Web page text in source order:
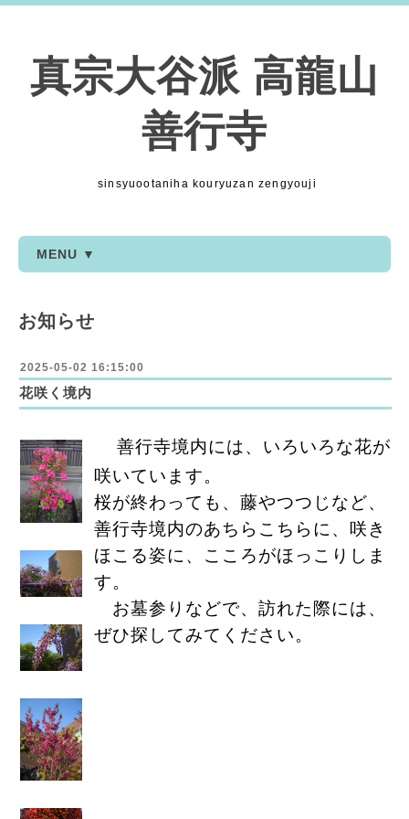
真宗大谷派 高龍山
善行寺
sinsyuootaniha kouryuzan zengyouji
MENU ▼
お知らせ
2025-05-02 16:15:00
花咲く境内
善行寺境内には、いろいろな花が
咲いています。
桜が終わっても、藤やつつじなど、
善行寺境内のあちらこちらに、咲き
ほこる姿に、こころがほっこりしま
す。
お墓参りなどで、訪れた際には、
ぜひ探してみてください。